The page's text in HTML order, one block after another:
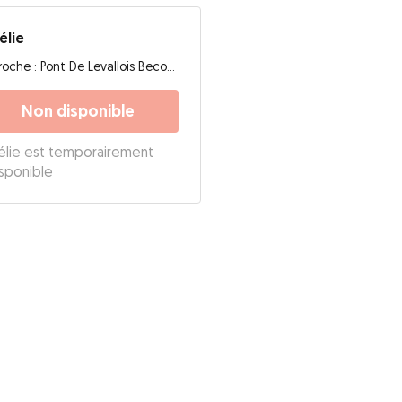
Non disponible
est temporairement